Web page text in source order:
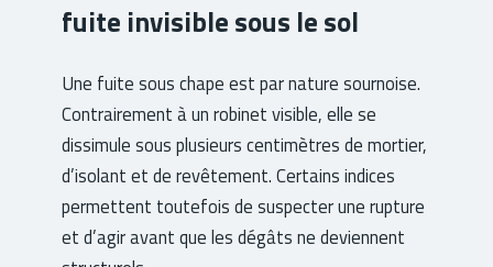
fuite invisible sous le sol
Une fuite sous chape est par nature sournoise.
Contrairement à un robinet visible, elle se
dissimule sous plusieurs centimètres de mortier,
d’isolant et de revêtement. Certains indices
permettent toutefois de suspecter une rupture
et d’agir avant que les dégâts ne deviennent